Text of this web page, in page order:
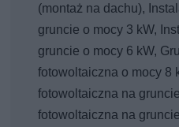
(montaż na dachu),
gruncie o mocy 3 kW,
gruncie o mocy 6 kW,
fotowoltaiczna o mocy 8
fotowoltaiczna na
fotowoltaiczna na